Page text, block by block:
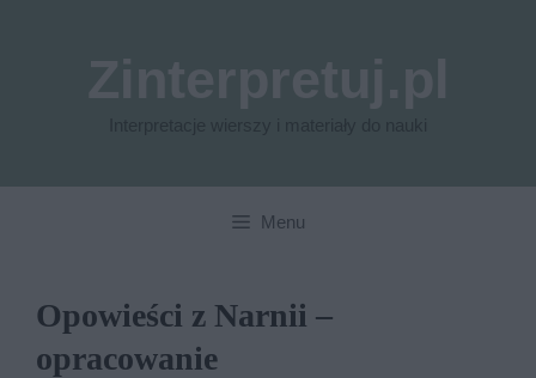
Menu
Opowieści z Narnii –
opracowanie